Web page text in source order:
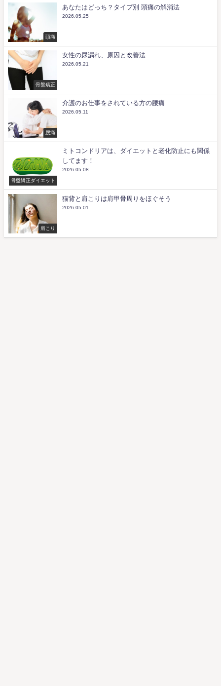
頭痛
あなたはどっち？タイプ別 頭痛の解消法
2026.05.25
骨盤矯正
女性の尿漏れ、原因と改善法
2026.05.21
腰痛
介護のお仕事をされている方の腰痛
2026.05.11
骨盤矯正ダイエット
ミトコンドリアは、ダイエットと老化防止にも関係
してます！
2026.05.08
肩こり
猫背と肩こりは肩甲骨周りをほぐそう
2026.05.01